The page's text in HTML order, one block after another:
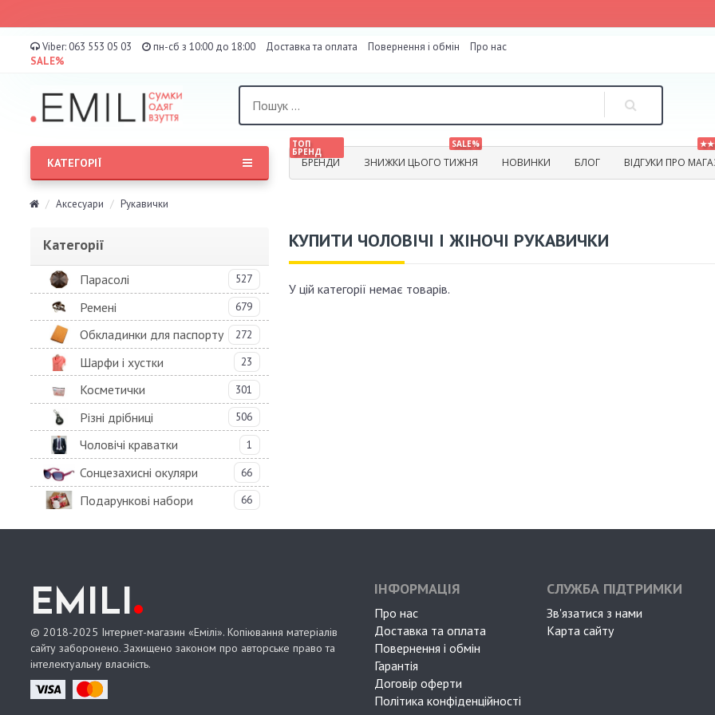
Viber: 063 553 05 03 пн-сб з 10:00 до 18:00 Доставка та оплата Повернення і обмін
Про нас
SALE%
ТОП
БРЕНД
БРЕНДИ
SALE%
ЗНИЖКИ ЦЬОГО ТИЖНЯ НОВИНКИ БЛОГ ВІДГУКИ ПРО
КАТЕГОРІЇ
Аксесуари Рукавички
Категорії
Парасолі 527
Ремені 679
Обкладинки для паспорту 272
Шарфи і хустки 23
Косметички 301
Різні дрібниці 506
Чоловічі краватки 1
Сонцезахисні окуляри 66
Подарункові набори 66
КУПИТИ ЧОЛОВІЧІ І ЖІНОЧІ РУКАВИЧКИ
У цій категорії немає товарів.
EMILI.
© 2018-2025 Інтернет-магазин «Емілі». Копіювання матеріалів
сайту заборонено. Захищено законом про авторське право та
інтелектуальну власність.
ІНФОРМАЦІЯ
Про нас
Доставка та оплата
Повернення і обмін
Гарантія
Договір оферти
Політика конфіденційності
СЛУЖБА ПІДТРИМКИ
Зв'язатися з нами
Карта сайту